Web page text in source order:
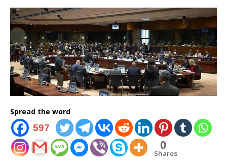
Spread the word
597
0
Shares